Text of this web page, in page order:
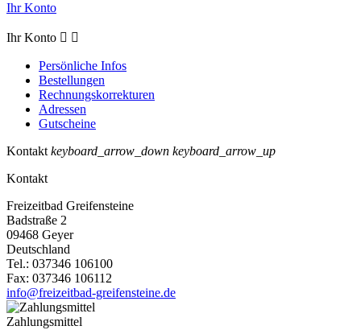
Ihr Konto
Ihr Konto  
Persönliche Infos
Bestellungen
Rechnungskorrekturen
Adressen
Gutscheine
Kontakt keyboard_arrow_down keyboard_arrow_up
Kontakt
Freizeitbad Greifensteine
Badstraße 2
09468 Geyer
Deutschland
Tel.: 037346 106100
Fax: 037346 106112
info@freizeitbad-greifensteine.de
Zahlungsmittel